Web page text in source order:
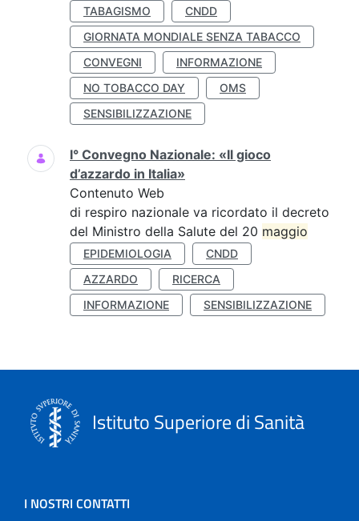
TABAGISMO
CNDD
GIORNATA MONDIALE SENZA TABACCO
CONVEGNI
INFORMAZIONE
NO TOBACCO DAY
OMS
SENSIBILIZZAZIONE
I° Convegno Nazionale: «Il gioco
d’azzardo in Italia»
Contenuto Web
di respiro nazionale va ricordato il decreto
del Ministro della Salute del 20 maggio
EPIDEMIOLOGIA
CNDD
AZZARDO
RICERCA
INFORMAZIONE
SENSIBILIZZAZIONE
Istituto Superiore di Sanità
I NOSTRI CONTATTI